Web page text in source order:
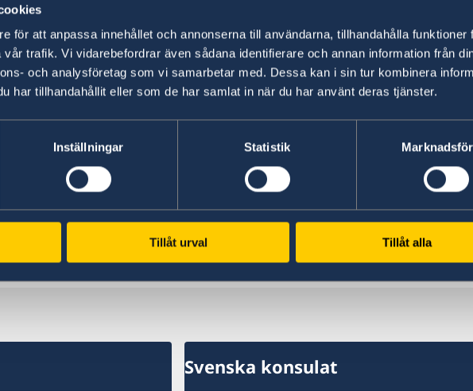
för att anpassa innehållet och annonserna till användarna, tillhandahålla funktioner
trafik. Vi vidarebefordrar även sådana identifierare och annan information från
och analysföretag som vi samarbetar med. Dessa kan i sin tur kombinera
har tillhandahållit eller som de har samlat in när du har använt deras tjänster.
Inställningar Statistik
Tillåt urval Tillåt alla
– Vi har valt att värna Sveriges och svenskars säkerhet.
gör vårt land säkrare. Vi står inte ensamma i en orolig tid,
Malmer Stenergard.
Läs hela utrikesdeklarationen på regeringen.se.
Svenska konsulat